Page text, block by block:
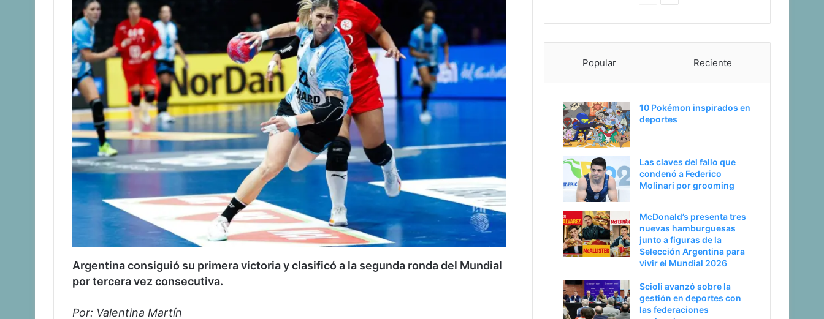
Argentina consiguió su primera victoria y clasificó a la segunda ronda del Mundial
por tercera vez consecutiva.
Por: Valentina Martín
Popular Reciente
10 Pokémon inspirados en
deportes
Las claves del fallo que
condenó a Federico
Molinari por grooming
McDonald’s presenta tres
nuevas hamburguesas
junto a figuras de la
Selección Argentina para
vivir el Mundial 2026
Scioli avanzó sobre la
gestión en deportes con
las federaciones